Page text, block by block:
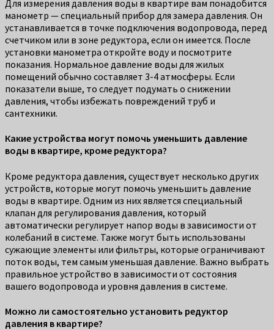
Для измерения давления воды в квартире вам понадобится
манометр — специальный прибор для замера давления. Он
устанавливается в точке подключения водопровода, перед
счетчиком или в зоне редуктора, если он имеется. После
установки манометра откройте воду и посмотрите
показания. Нормальное давление воды для жилых
помещений обычно составляет 3-4 атмосферы. Если
показатели выше, то следует подумать о снижении
давления, чтобы избежать повреждений труб и
сантехники.
Какие устройства могут помочь уменьшить давление
воды в квартире, кроме редуктора?
Кроме редуктора давления, существует несколько других
устройств, которые могут помочь уменьшить давление
воды в квартире. Одним из них является специальный
клапан для регулирования давления, который
автоматически регулирует напор воды в зависимости от
колебаний в системе. Также могут быть использованы
сужающие элементы или фильтры, которые ограничивают
поток воды, тем самым уменьшая давление. Важно выбрать
правильное устройство в зависимости от состояния
вашего водопровода и уровня давления в системе.
Можно ли самостоятельно установить редуктор
давления в квартире?